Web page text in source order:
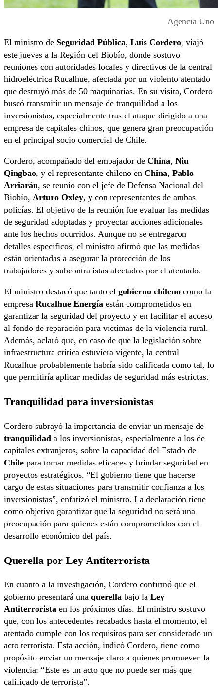
Agencia Uno
El ministro de Seguridad Pública, Luis Cordero, viajó
este jueves a la Región del Biobío, donde sostuvo
reuniones con autoridades locales y directivos de la central
hidroeléctrica Rucalhue, afectada por un violento atentado
que destruyó más de 50 maquinarias. En su visita, Cordero
buscó transmitir un mensaje de tranquilidad a los
inversionistas, especialmente tras el ataque dirigido a una
empresa de capitales chinos, que genera gran preocupación
en el principal socio comercial de Chile.
Cordero, acompañado del embajador de China, Niu
Qingbao, y el representante chileno en China, Pablo
Arriarán, se reunió con el jefe de Defensa Nacional del
Biobío, Arturo Oxley, y con representantes de ambas
policías. El objetivo de la reunión fue evaluar las medidas
de seguridad adoptadas y proyectar acciones adicionales
ante los hechos ocurridos. Aunque no se entregaron
detalles específicos, el ministro afirmó que las medidas
están orientadas a asegurar la protección de los
trabajadores y subcontratistas afectados por el atentado.
El ministro destacó que tanto el gobierno chileno como la
empresa Rucalhue Energía están comprometidos en
garantizar la seguridad del proyecto y en facilitar el acceso
al fondo de reparación para víctimas de la violencia rural.
Además, aclaró que, en caso de que la legislación sobre
infraestructura crítica estuviera vigente, la central
Rucalhue probablemente habría sido calificada como tal, lo
que permitiría aplicar medidas de seguridad más estrictas.
Tranquilidad para inversionistas
Cordero subrayó la importancia de enviar un mensaje de
tranquilidad a los inversionistas, especialmente a los de
capitales extranjeros, sobre la capacidad del Estado de
Chile para tomar medidas eficaces y brindar seguridad en
proyectos estratégicos. “El gobierno tiene que hacerse
cargo de estas situaciones para transmitir confianza a los
inversionistas”, enfatizó el ministro. La declaración tiene
como objetivo garantizar que la seguridad no será una
preocupación para quienes están comprometidos con el
desarrollo económico del país.
Querella por Ley Antiterrorista
En cuanto a la investigación, Cordero confirmó que el
gobierno presentará una querella bajo la Ley
Antiterrorista en los próximos días. El ministro sostuvo
que, con los antecedentes recabados hasta el momento, el
atentado cumple con los requisitos para ser considerado un
acto terrorista. Esta acción, indicó Cordero, tiene como
propósito enviar un mensaje claro a quienes promueven la
violencia: “Este es un acto que no puede ser más que
calificado de terrorista”.